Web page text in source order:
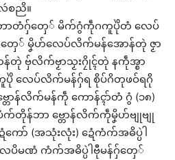
လဴစညိ။
ဘာတံဂှ်တှေ် မိက်ဂွံကဵုဂကူပိုဲတံ လေပ်
တှေ် မၞိဟ်လေပ်လိက်မန်အောန်တုဲ ဇၟာ
တုဲ ဗှ်လိက်ဗၟာသၟးဂၠိုၚ်တုဲ နကဵုအ္စာ
လေပ်လိက်မန်ဂှ်ရ စိုပ်ဂိတုဖဝ်ရဂို
ာန်လိက်မန်ကဵု ကောန်ၚာ်တံ ဂွံ (၁၈)
တိုန်ဘာ ဗ္တောန်လိက်ကဵုမၞိဟ်ဗျုဗျု
ကော် (အသုံးလုံး) ဍေံကံက်အဓိပ္ပဲါ
လပိမဏံ ကံက်အဓိပ္ပဲါဗီုမန်ဂှ်တှေ်